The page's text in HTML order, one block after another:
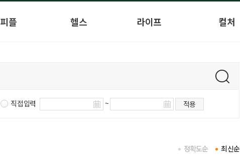
피플 헬스 라이프 컬처
직접입력 ~ 적용
최신순
정확도순